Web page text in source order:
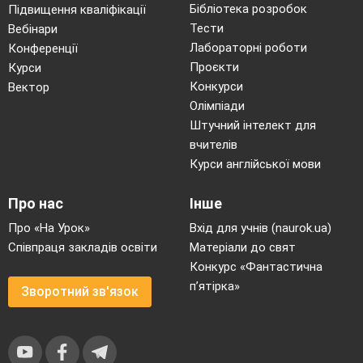
Підвищення кваліфікації
Вебінари
Конференції
Курси
Вектор
Бібліотека розробок
Тести
Лабораторні роботи
Проєкти
Конкурси
Олімпіади
Штучний інтелект для
вчителів
Курси англійської мови
Про нас
Про «На Урок»
Співпраця закладів освіти
Зворотний зв'язок
Інше
Вхід для учнів (naurok.ua)
Матеріали до свят
Конкурс «Фантастична
п’ятірка»